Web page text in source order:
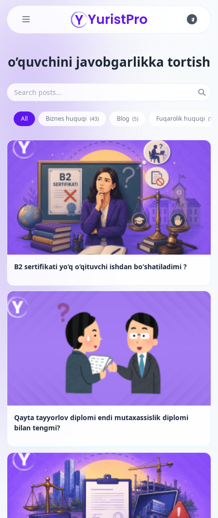
o’quvchini javobgarlikka tortish
All Biznes huquqi (43) Blog (5) Fuqarolik huquqi
B2 sertifikati yo‘q o‘qituvchi ishdan bo‘shatiladimi ?
Qayta tayyorlov diplomi endi mutaxassislik diplomi
bilan tengmi?